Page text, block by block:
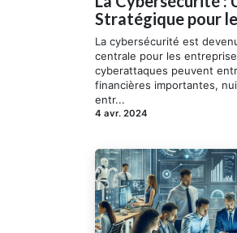
Stratégique pour
La cybersécurité est
centrale pour les
cyberattaques peuvent
financières importantes,
entr...
4 avr. 2024